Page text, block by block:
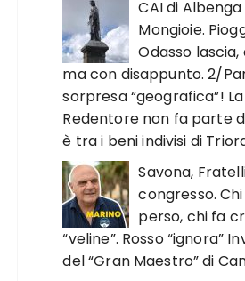
CAI di
Mongioie.
Odasso
ma con disappunto. 2/
sorpresa “geografica”!
Redentore non fa parte
è tra i beni indivisi di
Savona,
congresso.
perso, chi fa
“veline”. Rosso “ignora”
del “Gran Maestro” di